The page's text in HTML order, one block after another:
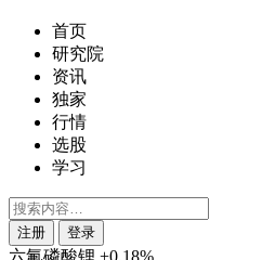
首页
研究院
资讯
独家
行情
选股
学习
注册 登录
六氟磷酸锂 +0.18%